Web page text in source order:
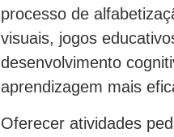
processo de
visuais, jogos
desenvolvimento
aprendizagem mais
Oferecer atividades